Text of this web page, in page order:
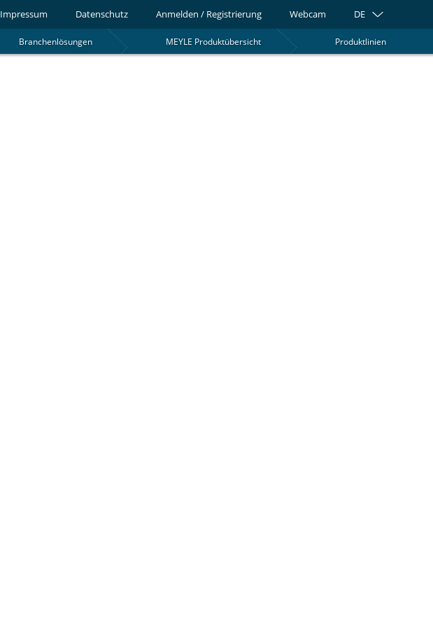
Impressum Datenschutz Anmelden / Registrierung Webcam DE
Produktlinien
MEYLE Produktübersicht
Branchenlösungen